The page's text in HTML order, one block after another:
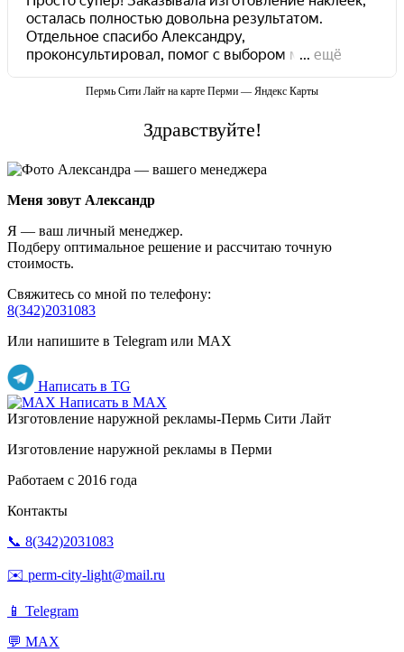
Пермь Сити Лайт на карте Перми — Яндекс Карты
Здравствуйте!
Меня зовут Александр
Я — ваш личный менеджер.
Подберу оптимальное решение и рассчитаю точную
стоимость.
Свяжитесь со мной по телефону:
8(342)2031083
Или напишите в Telegram или MAX
Написать в TG
Написать в MAX
Изготовление наружной рекламы-Пермь Сити Лайт
Изготовление наружной рекламы в Перми
Работаем с 2016 года
Контакты
📞 8(342)2031083
✉️ perm-city-light@mail.ru
📱 Telegram
💬 MAX